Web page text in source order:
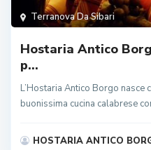
Terranova Da Sibari
Hostaria Antico
p...
L’Hostaria Antico Borgo nasce
buonissima cucina calabrese
HOSTARIA ANTICO